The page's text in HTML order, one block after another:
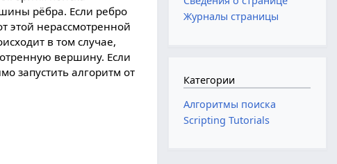
рёбра. Если ребро
этой нерассмотренной
в том случае,
вершину. Если
запустить алгоритм от
Журналы страницы
Категории
Алгоритмы поиска
Scripting Tutorials